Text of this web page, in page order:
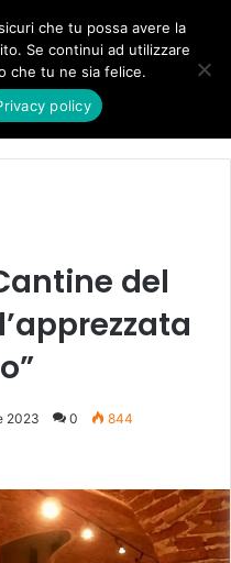
nella segreteria regionale
del
2023 0 844
che tu possa avere la
Se continui ad utilizzare
che tu ne sia felice.
policy